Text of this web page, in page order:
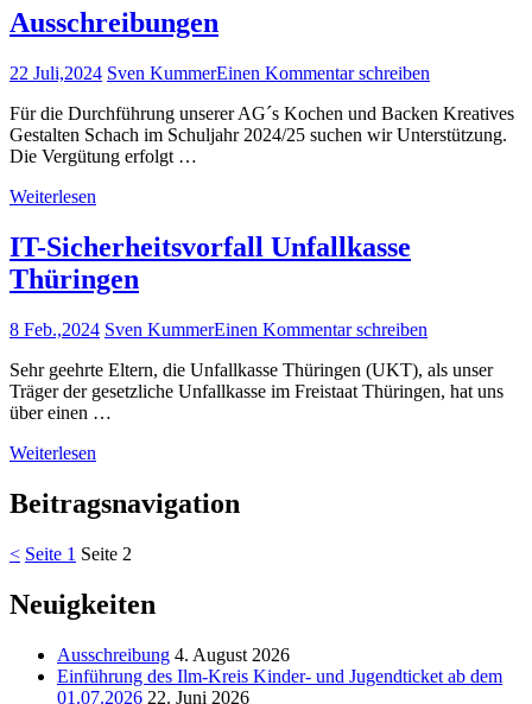
Ausschreibungen
22 Juli,2024 Sven KummerEinen Kommentar schreiben
Für die Durchführung unserer AG´s Kochen und Backen Kreatives
Gestalten Schach im Schuljahr 2024/25 suchen wir Unterstützung.
Die Vergütung erfolgt …
Weiterlesen
IT-Sicherheitsvorfall Unfallkasse
Thüringen
8 Feb.,2024 Sven KummerEinen Kommentar schreiben
Sehr geehrte Eltern, die Unfallkasse Thüringen (UKT), als unser
Träger der gesetzliche Unfallkasse im Freistaat Thüringen, hat uns
über einen …
Weiterlesen
Beitragsnavigation
< Seite 1 Seite 2
Neuigkeiten
Ausschreibung 4. August 2026
Einführung des Ilm-Kreis Kinder- und Jugendticket ab dem
01.07.2026 22. Juni 2026